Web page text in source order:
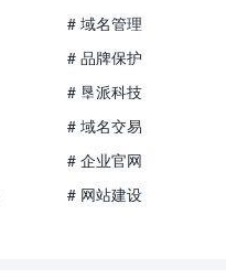
# 域名管理
# 品牌保护
# 垦派科技
# 域名交易
# 企业官网
# 网站建设